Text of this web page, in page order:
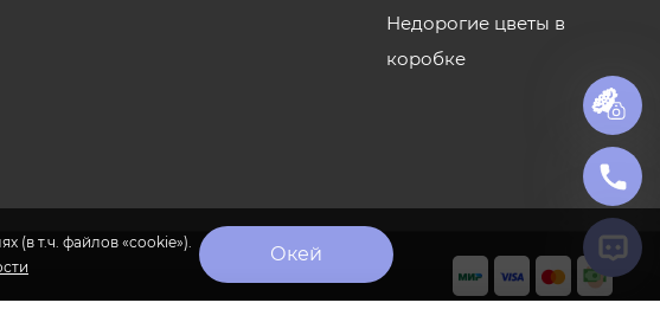
(в т.ч. файлов «cookie»).
Окей
Недорогие цветы в
коробке